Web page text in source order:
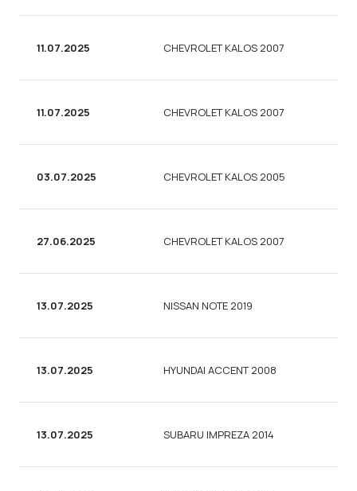
11.07.2025 CHEVROLET KALOS 2007
11.07.2025 CHEVROLET KALOS 2007
03.07.2025 CHEVROLET KALOS 2005
27.06.2025 CHEVROLET KALOS 2007
13.07.2025 NISSAN NOTE 2019
13.07.2025 HYUNDAI ACCENT 2008
13.07.2025 SUBARU IMPREZA 2014